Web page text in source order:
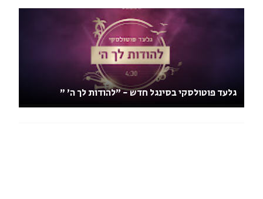
גלעד פוטולסקי בסינגל חדש - "להודות לך ה' "